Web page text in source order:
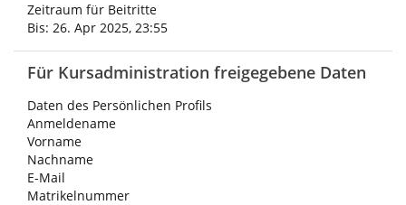
Zeitraum für Beitritte
Bis: 26. Apr 2025, 23:55
Für Kursadministration freigegebene Daten
Daten des Persönlichen Profils
Anmeldename
Vorname
Nachname
E-Mail
Matrikelnummer